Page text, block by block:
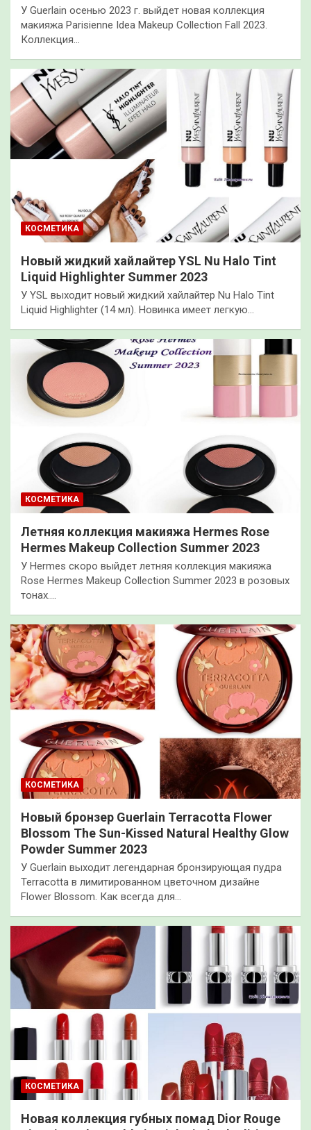
У Guerlain осенью 2023 г. выйдет новая коллекция
макияжа Parisienne Idea Makeup Collection Fall 2023.
Коллекция…
КОСМЕТИКА
Новый жидкий хайлайтер YSL Nu Halo Tint
Liquid Highlighter Summer 2023
У YSL выходит новый жидкий хайлайтер Nu Halo Tint
Liquid Highlighter (14 мл). Новинка имеет легкую…
КОСМЕТИКА
Летняя коллекция макияжа Hermes Rose
Hermes Makeup Collection Summer 2023
У Hermes скоро выйдет летняя коллекция макияжа
Rose Hermes Makeup Collection Summer 2023 в розовых
тонах.…
КОСМЕТИКА
Новый бронзер Guerlain Terracotta Flower
Blossom The Sun-Kissed Natural Healthy Glow
Powder Summer 2023
У Guerlain выходит легендарная бронзирующая пудра
Terracotta в лимитированном цветочном дизайне
Flower Blossom. Как всегда для…
КОСМЕТИКА
Новая коллекция губных помад Dior Rouge